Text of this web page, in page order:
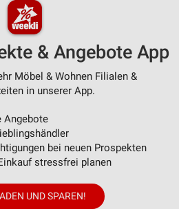
& Angebote App
Möbel & Wohnen Filialen &
in unserer App.
Angebote
bei neuen Prospekten
stressfrei planen
UND SPAREN!